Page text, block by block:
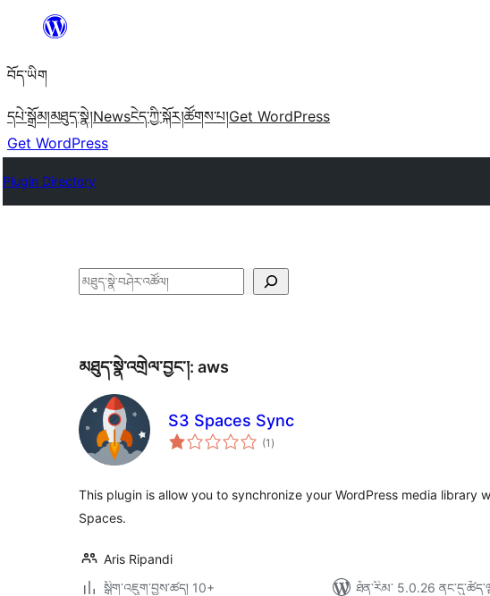
content
བོད་ཡིག
དཔེ་སྒྲོམ།མཐུད་སྣེ།Newsངེད་ཀྱི་སྐོར།ཚོགས་པ།Get WordPress
Get WordPress
Plugin Directory
བཤེར་
མཐུད་སྣེ་འགྲེལ་བྱང་།: aws
S3 Spaces Sync
(1 གདེང་
འཇོག་
)
This plugin is allow you to synchronize your WordPress media library
Spaces.
Aris Ripandi
སྒྲིག་འཇུག་བྱས་ཚད། 10+
ཐོན་རིམ་ 5.0.26